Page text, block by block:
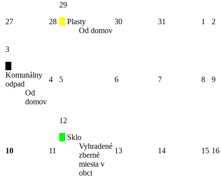
27 28
29
Plasty
Od domov
30 31 1 2
3
Komunálny
odpad
Od
domov
4 5 6 7 8 9
10 11
12
Sklo
Vyhradené
zberné
miesta v
obci
13 14 15 16